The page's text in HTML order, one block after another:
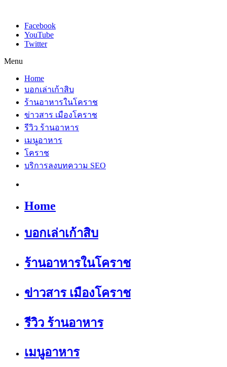
Facebook
YouTube
Twitter
Menu
Home
บอกเล่าเก้าสิบ
ร้านอาหารในโคราช
ข่าวสาร เมืองโคราช
รีวิว ร้านอาหาร
เมนูอาหาร
โคราช
บริการลงบทความ SEO
Home
บอกเล่าเก้าสิบ
ร้านอาหารในโคราช
ข่าวสาร เมืองโคราช
รีวิว ร้านอาหาร
เมนูอาหาร